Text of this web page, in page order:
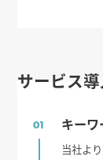
サービス
01 キー
当社よ